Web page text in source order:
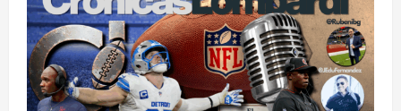
1X04:
TODAS
las
previas
de
los
partidos
de